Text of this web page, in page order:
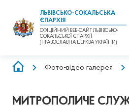
ЛЬВІВСЬКО-СОКАЛЬСЬКА
ЄПАРХІЯ
ОФІЦІЙНИЙ ВЕБ-САЙТ ЛЬВІВСЬКО-
СОКАЛЬСЬКОЇ ЄПАРХІЇ
(ПРАВОСЛАВНА ЦЕРКВА УКРАЇНИ)
РЯДОКФото-відео галерея
МИТРОПОЛИЧЕ